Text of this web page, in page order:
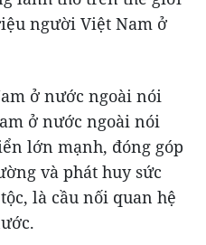
người Việt Nam ở
ở nước ngoài nói
ở nước ngoài nói
lớn mạnh, đóng góp
và phát huy sức
là cầu nối quan hệ